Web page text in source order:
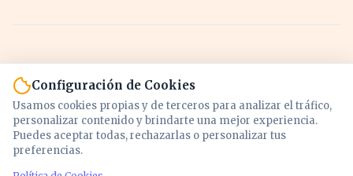
Configuración de Cookies
Usamos cookies propias y de terceros para analizar el tráfico,
personalizar contenido y brindarte una mejor experiencia.
Puedes aceptar todas, rechazarlas o personalizar tus
preferencias.